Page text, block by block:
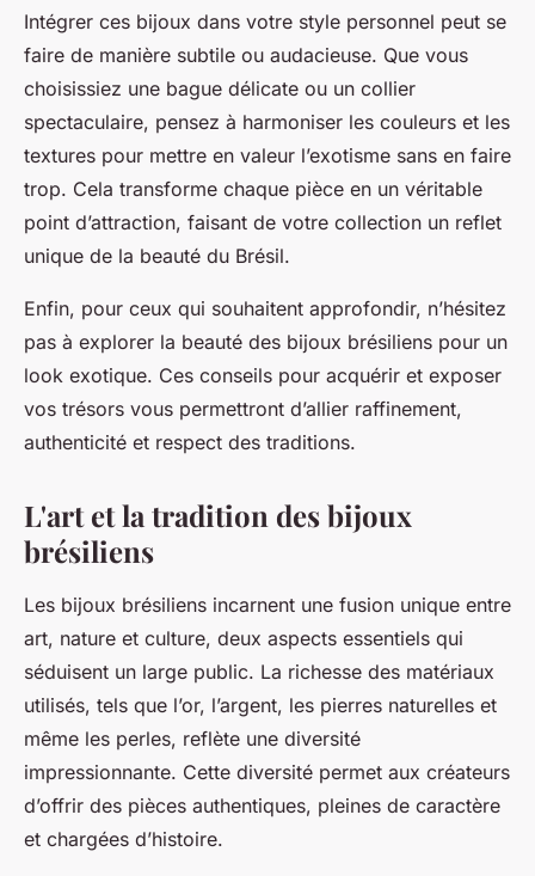
Intégrer ces bijoux dans votre style personnel peut se
faire de manière subtile ou audacieuse. Que vous
choisissiez une bague délicate ou un collier
spectaculaire, pensez à harmoniser les couleurs et les
textures pour mettre en valeur l’exotisme sans en faire
trop. Cela transforme chaque pièce en un véritable
point d’attraction, faisant de votre collection un reflet
unique de la beauté du Brésil.
Enfin, pour ceux qui souhaitent approfondir, n’hésitez
pas à explorer la beauté des bijoux brésiliens pour un
look exotique. Ces conseils pour acquérir et exposer
vos trésors vous permettront d’allier raffinement,
authenticité et respect des traditions.
L'art et la tradition des bijoux
brésiliens
Les bijoux brésiliens incarnent une fusion unique entre
art, nature et culture, deux aspects essentiels qui
séduisent un large public. La richesse des matériaux
utilisés, tels que l’or, l’argent, les pierres naturelles et
même les perles, reflète une diversité
impressionnante. Cette diversité permet aux créateurs
d’offrir des pièces authentiques, pleines de caractère
et chargées d’histoire.